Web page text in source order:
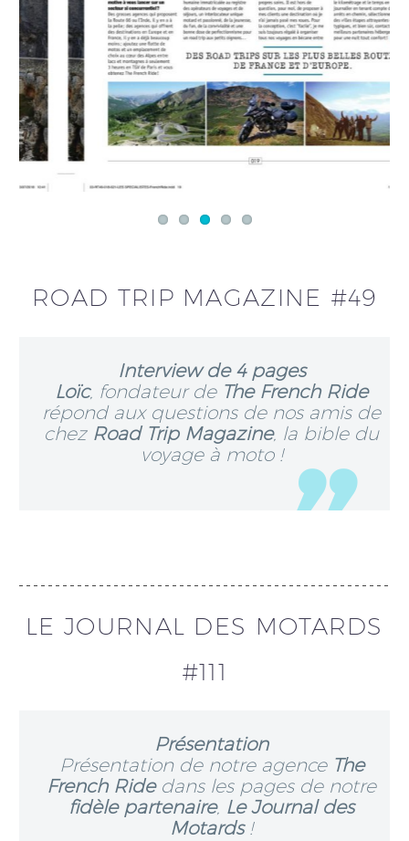
ROAD TRIP MAGAZINE #49
Interview de 4 pages
Loïc, fondateur de The French Ride
répond aux questions de nos amis de
chez Road Trip Magazine, la bible du
voyage à moto !
LE JOURNAL DES MOTARDS
#111
Présentation
Présentation de notre agence The
French Ridedans les pages de notre
fidèle partenaire, Le Journal des
Motards!